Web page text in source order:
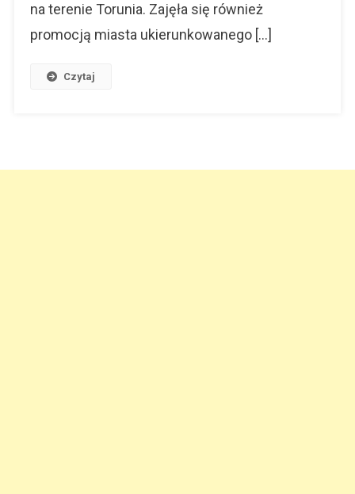
na terenie Torunia. Zajęła się również
promocją miasta ukierunkowanego […]
Czytaj